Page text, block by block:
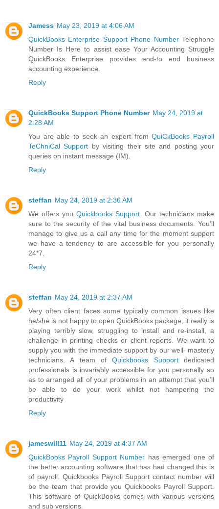
Jamess May 23, 2019 at 4:06 AM
QuickBooks Enterprise Support Phone NumberTelephone
Number Is Here to assist ease Your Accounting Struggle
QuickBooks Enterprise provides end-to end business
accounting experience.
Reply
QuickBooks Support Phone Number May 24, 2019 at
2:28 AM
You are able to seek an expert fromQuiCkBooks Payroll
TeChniCal Support by visiting their site and posting your
queries on instant message (IM).
Reply
steffan May 24, 2019 at 2:36 AM
We offers you Quickbooks Support . Our technicians make
sure to the security of the vital business documents. You’ll
manage to give us a call any time for the moment support
we have a tendency to are accessible for you personally
24*7.
Reply
steffan May 24, 2019 at 2:37 AM
Very often client faces some typically common issues like
he/she is not happy to open QuickBooks package, it really is
playing terribly slow, struggling to install and re-install, a
challenge in printing checks or client reports. We want to
supply you with the immediate support by our well- masterly
technicians. A team ofQuickbooks Supportdedicated
professionals is invariably accessible for you personally so
as to arranged all of your problems in an attempt that you’ll
be able to do your work whilst not hampering the
productivity
Reply
jameswill11 May 24, 2019 at 4:37 AM
QuickBooks Payroll Support Number has emerged one of
the better accounting software that has had changed this is
of payroll. Quickbooks Payroll Support contact number will
be the team that provide you Quickbooks Payroll Support.
This software of QuickBooks comes with various versions
and sub versions.